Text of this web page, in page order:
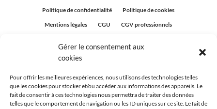
Gérer le consentement aux
cookies
Pour offrir les meilleures expériences, nous utilisons des technologies telles
que les cookies pour stocker et/ou accéder aux informations des appareils. Le
fait de consentir à ces technologies nous permettra de traiter des données
telles que le comportement de navigation ou les ID uniques sur ce site. Le fait de
Politique de confidentialité
Politique de cookies
Mentions légales
CGU
CGV professionnels